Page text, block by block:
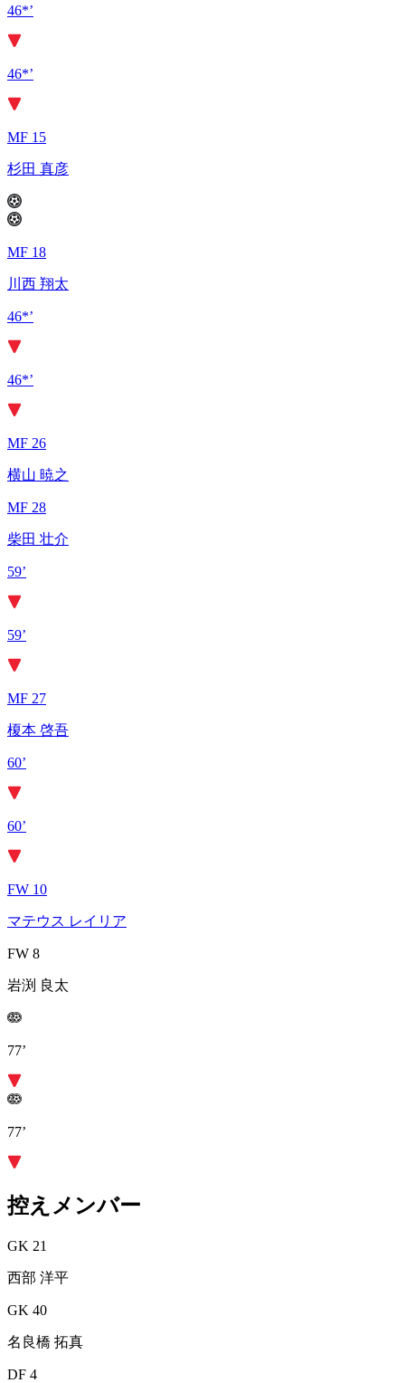
46*’
46*’
MF 15
杉田 真彦
MF 18
川西 翔太
46*’
46*’
MF 26
横山 暁之
MF 28
柴田 壮介
59’
59’
MF 27
榎本 啓吾
60’
60’
FW 10
マテウス レイリア
FW 8
岩渕 良太
77’
77’
控えメンバー
GK 21
西部 洋平
GK 40
名良橋 拓真
DF 4